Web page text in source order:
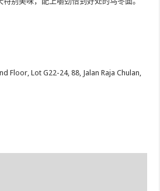
Floor, Lot G22-24, 88, Jalan Raja Chulan,